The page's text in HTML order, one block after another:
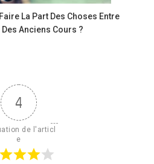
La Part Des Choses Entre
Anciens Cours ?
4
de l'articl
e